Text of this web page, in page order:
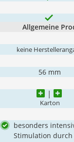
Allgemeine
keine
56 mm
Karton
besonders
Stimulation durch